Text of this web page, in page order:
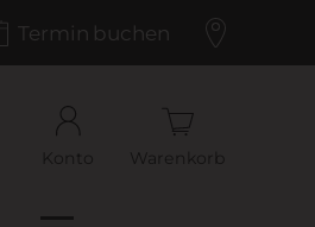
Termin buchen
Konto
Warenkorb